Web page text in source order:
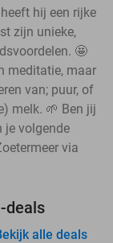
hij een rijke
zijn unieke,
🤩
meditatie, maar
van; puur, of
melk. 🌱 Ben jij
je volgende
via
deals
alle deals